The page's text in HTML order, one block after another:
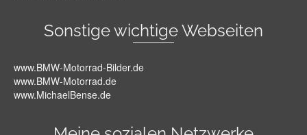
Sonstige wichtige Webseiten
www.BMW-Motorrad-Bilder.de
www.BMW-Motorrad.de
www.MichaelBense.de